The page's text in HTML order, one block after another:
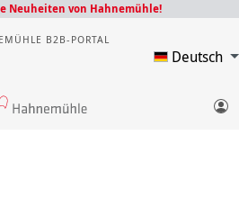
Neuheiten von Hahnemühle!
B2B-PORTAL
Deutsch